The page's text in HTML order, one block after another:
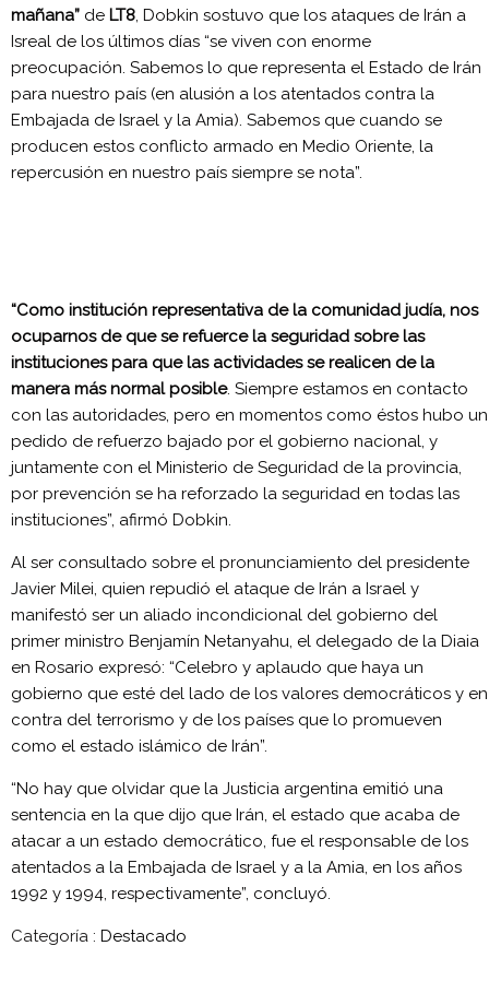
mañana” de LT8, Dobkin sostuvo que los ataques de Irán a
Isreal de los últimos días “se viven con enorme
preocupación. Sabemos lo que representa el Estado de Irán
para nuestro país (en alusión a los atentados contra la
Embajada de Israel y la Amia). Sabemos que cuando se
producen estos conflicto armado en Medio Oriente, la
repercusión en nuestro país siempre se nota”.
“Como institución representativa de la comunidad judía, nos
ocuparnos de que se refuerce la seguridad sobre las
instituciones para que las actividades se realicen de la
manera más normal posible. Siempre estamos en contacto
con las autoridades, pero en momentos como éstos hubo un
pedido de refuerzo bajado por el gobierno nacional, y
juntamente con el Ministerio de Seguridad de la provincia,
por prevención se ha reforzado la seguridad en todas las
instituciones”, afirmó Dobkin.
Al ser consultado sobre el pronunciamiento del presidente
Javier Milei, quien repudió el ataque de Irán a Israel y
manifestó ser un aliado incondicional del gobierno del
primer ministro Benjamín Netanyahu, el delegado de la Diaia
en Rosario expresó: “Celebro y aplaudo que haya un
gobierno que esté del lado de los valores democráticos y en
contra del terrorismo y de los países que lo promueven
como el estado islámico de Irán”.
“No hay que olvidar que la Justicia argentina emitió una
sentencia en la que dijo que Irán, el estado que acaba de
atacar a un estado democrático, fue el responsable de los
atentados a la Embajada de Israel y a la Amia, en los años
1992 y 1994, respectivamente”, concluyó.
Categoría : Destacado